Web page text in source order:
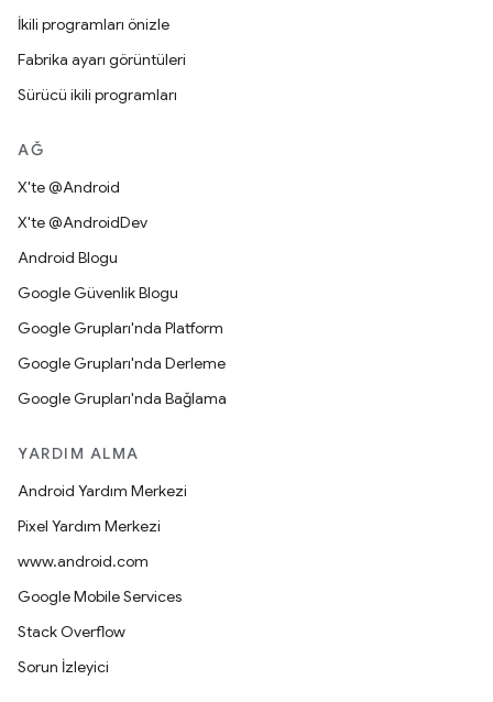
İkili programları önizle
Fabrika ayarı görüntüleri
Sürücü ikili programları
AĞ
X'te @Android
X'te @AndroidDev
Android Blogu
Google Güvenlik Blogu
Google Grupları'nda Platform
Google Grupları'nda Derleme
Google Grupları'nda Bağlama
YARDIM ALMA
Android Yardım Merkezi
Pixel Yardım Merkezi
www.android.com
Google Mobile Services
Stack Overflow
Sorun İzleyici